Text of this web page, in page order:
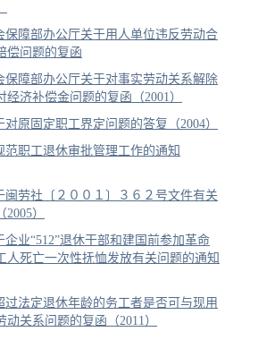
保障部办公厅关于用人单位违反劳动合
偿问题的复函
保障部办公厅关于对事实劳动关系解除
经济补偿金问题的复函（2001）
原固定职工界定问题的答复（2004）
范职工退休审批管理工作的通知
闽劳社〔２００１〕３６２号文件有关
）
企业“512”退休干部和建国前参加革命
人死亡一次性抚恤发放有关问题的通知
过法定退休年龄的务工者是否可与现用
动关系问题的复函（2011）